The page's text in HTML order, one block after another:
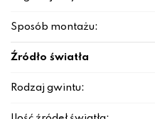
Sposób montażu:
Źródło światła
Rodzaj gwintu: